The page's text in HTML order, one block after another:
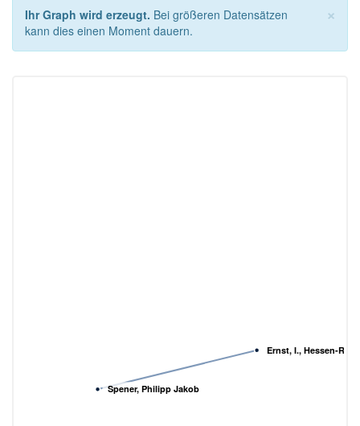
×
Ihr Graph wird erzeugt. Bei größeren Datensätzen
kann dies einen Moment dauern.
Ernst, I., Hessen-
Spener, Philipp Jakob